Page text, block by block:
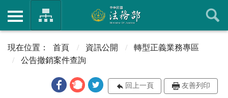
首頁 資訊公開
轉型正義業務專區
公告撤銷案件查詢
回上一頁 友善列印